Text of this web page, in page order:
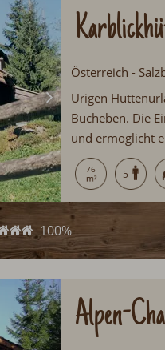
Österreich -
Urigen
Bucheben. Die
und ermöglicht
Saunahütte mit
Hüttenurlaub....
76 5
100%
Alpen-